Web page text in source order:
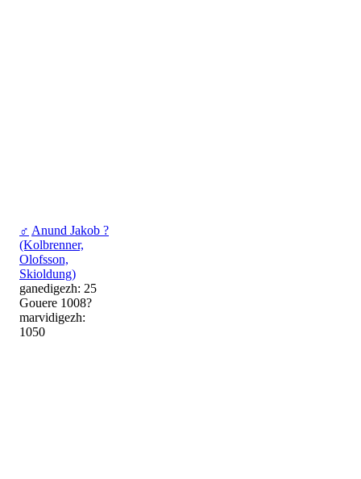
♂ Anund Jakob ?
(Kolbrenner,
Olofsson,
Skioldung)
ganedigezh: 25
Gouere 1008?
marvidigezh:
1050